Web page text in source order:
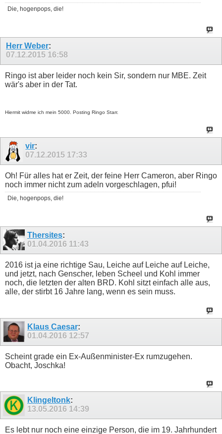
Die, hogenpops, die!
Herr Weber:
07.12.2015 16:58
Ringo ist aber leider noch kein Sir, sondern nur MBE. Zeit
wär's aber in der Tat.
Hiermit widme ich mein 5000. Posting Ringo Starr.
vir:
07.12.2015 17:33
Oh! Für alles hat er Zeit, der feine Herr Cameron, aber Ringo
noch immer nicht zum adeln vorgeschlagen, pfui!
Die, hogenpops, die!
Thersites:
01.04.2016 11:43
2016 ist ja eine richtige Sau, Leiche auf Leiche auf Leiche,
und jetzt, nach Genscher, leben Scheel und Kohl immer
noch, die letzten der alten BRD. Kohl sitzt einfach alle aus,
alle, der stirbt 16 Jahre lang, wenn es sein muss.
Klaus Caesar:
01.04.2016 12:57
Scheint grade ein Ex-Außenminister-Ex rumzugehen.
Obacht, Joschka!
Klingeltonk:
13.05.2016 14:39
Es lebt nur noch eine einzige Person, die im 19. Jahrhundert